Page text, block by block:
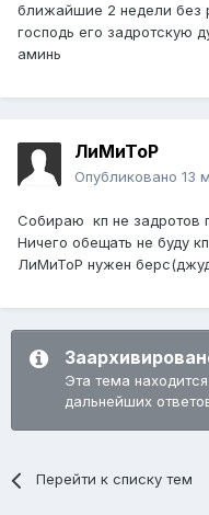
ближайшие 2 недели без
господь его задротскую
аминь
ЛиМиТоР
Опубликовано 13
Собираю кп не задротов
Ничего обещать не буду
ЛиМиТоР нужен
Эта тема
дальнейших
Перейти к списку тем